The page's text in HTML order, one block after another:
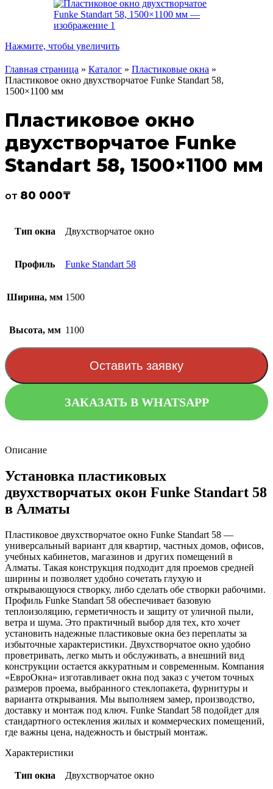
Нажмите, чтобы увеличить
Главная страница » Каталог » Пластиковые окна »
Пластиковое окно двухстворчатое Funke Standart 58,
1500×1100 мм
Пластиковое окно
двухстворчатое Funke
Standart 58, 1500×1100 мм
от 80 000₸
Тип окна Двухстворчатое окно
Профиль Funke Standart 58
Ширина, мм 1500
Высота, мм 1100
Оставить заявку
ЗАКАЗАТЬ В WHATSAPP
Описание
Установка пластиковых
двухстворчатых окон Funke Standart 58
в Алматы
Пластиковое двухстворчатое окно Funke Standart 58 —
универсальный вариант для квартир, частных домов, офисов,
учебных кабинетов, магазинов и других помещений в
Алматы. Такая конструкция подходит для проемов средней
ширины и позволяет удобно сочетать глухую и
открывающуюся створку, либо сделать обе створки рабочими.
Профиль Funke Standart 58 обеспечивает базовую
теплоизоляцию, герметичность и защиту от уличной пыли,
ветра и шума. Это практичный выбор для тех, кто хочет
установить надежные пластиковые окна без переплаты за
избыточные характеристики. Двухстворчатое окно удобно
проветривать, легко мыть и обслуживать, а внешний вид
конструкции остается аккуратным и современным. Компания
«ЕвроОкна» изготавливает окна под заказ с учетом точных
размеров проема, выбранного стеклопакета, фурнитуры и
варианта открывания. Мы выполняем замер, производство,
доставку и монтаж под ключ. Funke Standart 58 подойдет для
стандартного остекления жилых и коммерческих помещений,
где важны цена, надежность и быстрый монтаж.
Характеристики
Тип окна Двухстворчатое окно